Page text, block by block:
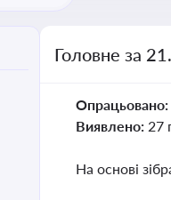
Головне за
Опрацьовано:
Виявлено: 27
На основі